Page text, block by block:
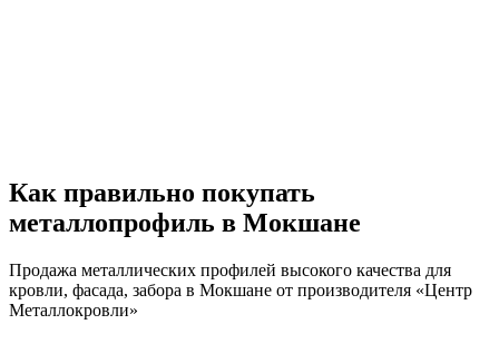
Как правильно покупать
металлопрофиль в Мокшане
Продажа металлических профилей высокого качества для
кровли, фасада, забора в Мокшане от производителя «Центр
Металлокровли»